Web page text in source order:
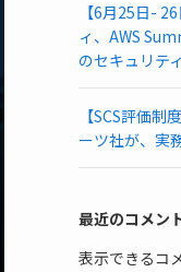
【6月25日-
ィ、AWS
のセキュリテ
【SCS評価
ーツ社が、実
最近のコメン
表示できるコ